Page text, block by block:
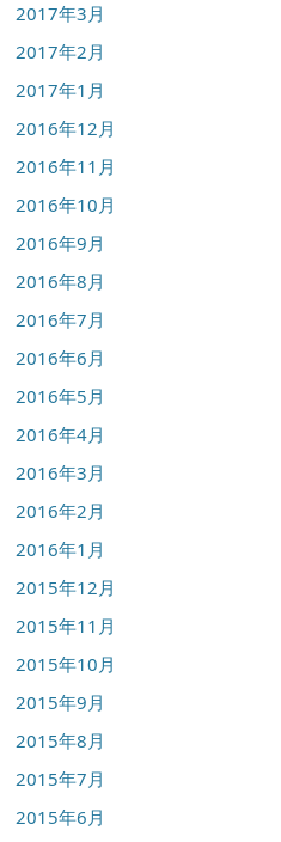
2017年3月
2017年2月
2017年1月
2016年12月
2016年11月
2016年10月
2016年9月
2016年8月
2016年7月
2016年6月
2016年5月
2016年4月
2016年3月
2016年2月
2016年1月
2015年12月
2015年11月
2015年10月
2015年9月
2015年8月
2015年7月
2015年6月